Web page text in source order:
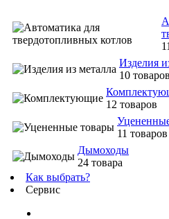
Изделия
10 товаров
12 товаров
11 товаров
Дымоходы
24 товара
Как выбрать?
Сервис